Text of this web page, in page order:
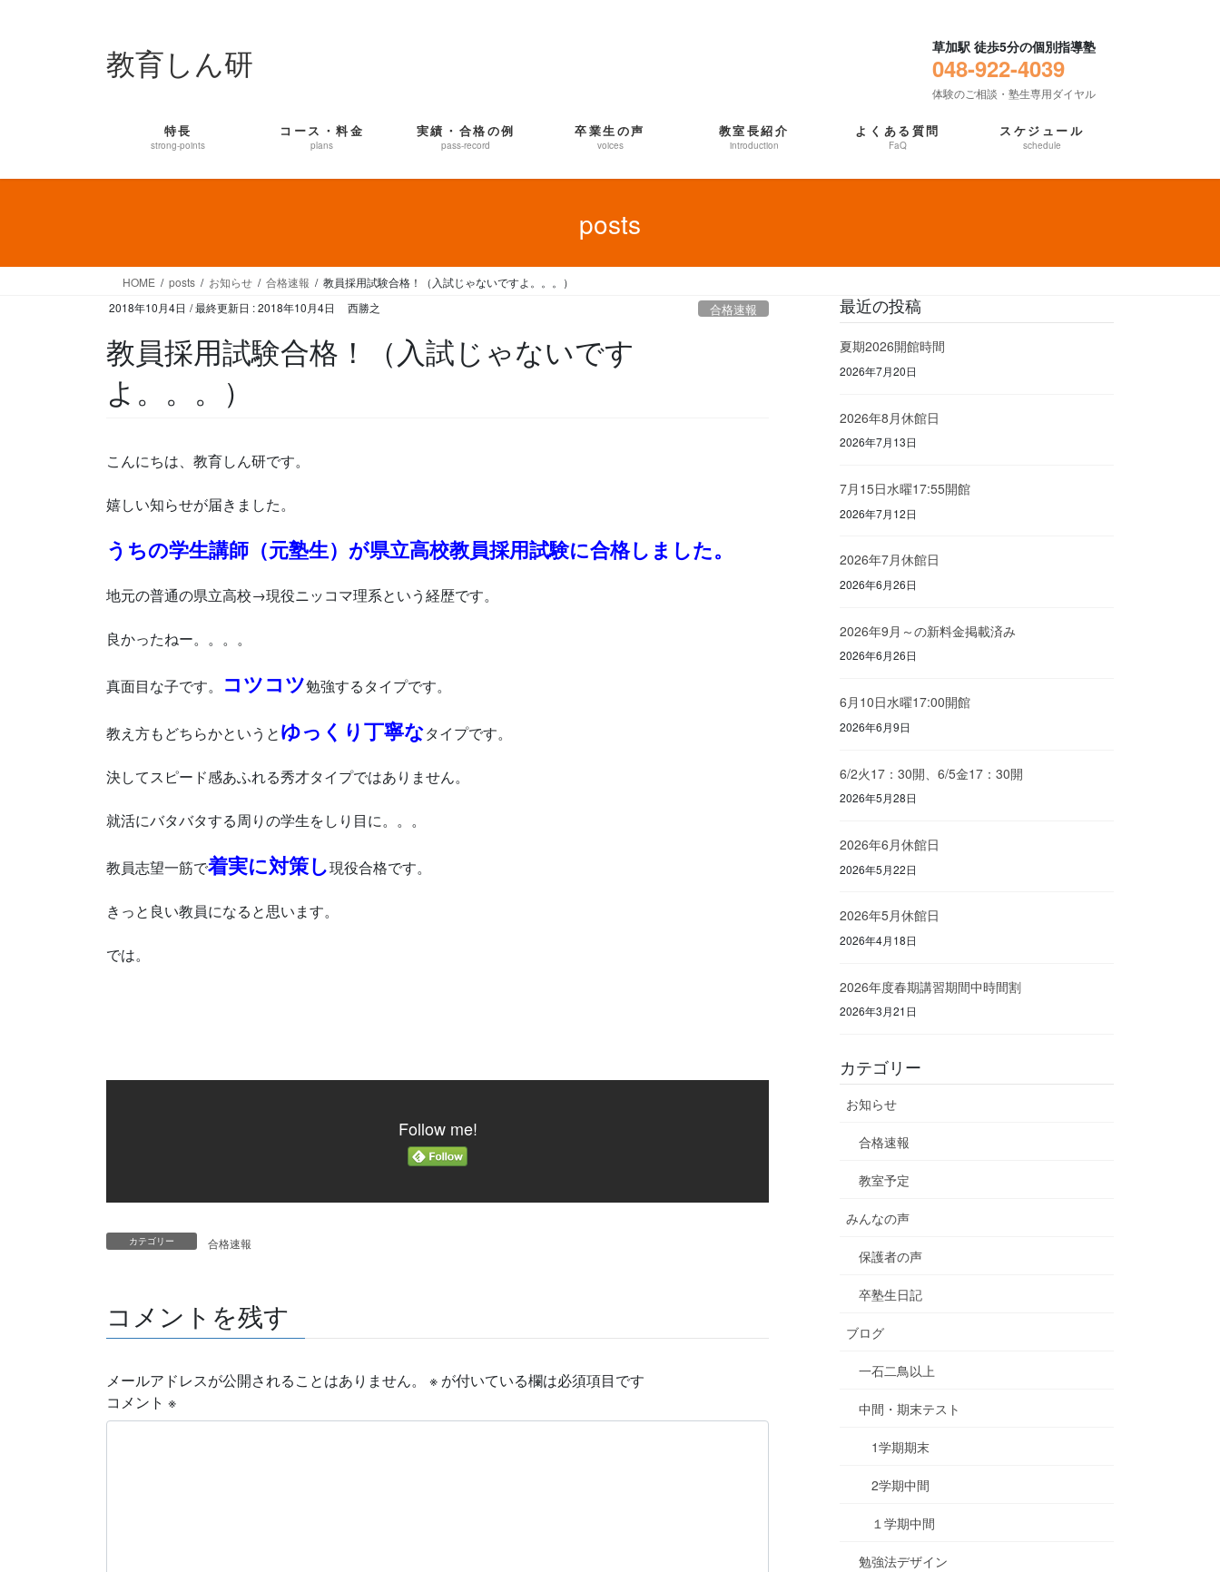
移
教育しん研 草加駅 徒歩5分の個別指導塾
048-922-4039
体験のご相談・塾生専用ダイヤル
特長
strong-points
コース・料金
plans
実績・合格の例
pass-record
卒業生の声
voices
教室長紹介
introduction
よくある質問
FaQ
スケジュール
schedule
posts
HOME posts お知らせ 合格速報
教員採用試験合格！（入試じゃないですよ。。。）
2018年10月4日 / 最終更新日 :2018年10月4日 西勝之 合格速報
教員採用試験合格！（入試じゃないです
よ。。。）
こんにちは、教育しん研です。
嬉しい知らせが届きました。
うちの学生講師（元塾生）が県立高校教員採用試験に合格しました。
地元の普通の県立高校→現役ニッコマ理系という経歴です。
良かったねー。。。。
真面目な子です。 コツコツ勉強するタイプです。
教え方もどちらかというとゆっくり丁寧なタイプです。
決してスピード感あふれる秀才タイプではありません。
就活にバタバタする周りの学生をしり目に。。。
教員志望一筋で着実に対策し現役合格です。
きっと良い教員になると思います。
では。
Follow me!
カテゴリー 合格速報
コメントを残す
メールアドレスが公開されることはありません。 ※ が付いている欄は必須項目です
コメント ※
最近の投稿
夏期2026開館時間
2026年7月20日
2026年8月休館日
2026年7月13日
7月15日水曜17:55開館
2026年7月12日
2026年7月休館日
2026年6月26日
2026年9月～の新料金掲載済み
2026年6月26日
6月10日水曜17:00開館
2026年6月9日
6/2火17：30開、6/5金17：30開
2026年5月28日
2026年6月休館日
2026年5月22日
2026年5月休館日
2026年4月18日
2026年度春期講習期間中時間割
2026年3月21日
カテゴリー
お知らせ
合格速報
教室予定
みんなの声
保護者の声
卒塾生日記
ブログ
一石二鳥以上
中間・期末テスト
1学期期末
2学期中間
１学期中間
勉強法デザイン